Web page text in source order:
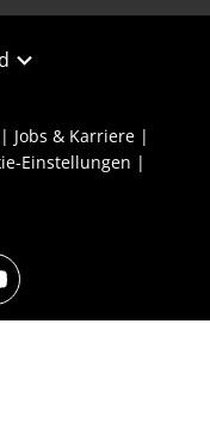
Jobs & Karriere
Einstellungen